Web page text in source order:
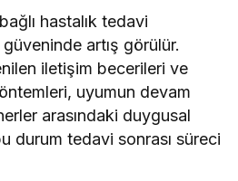
hastalık tedavi
artış görülür.
iletişim becerileri ve
uyumun devam
arasındaki duygusal
durum tedavi sonrası süreci